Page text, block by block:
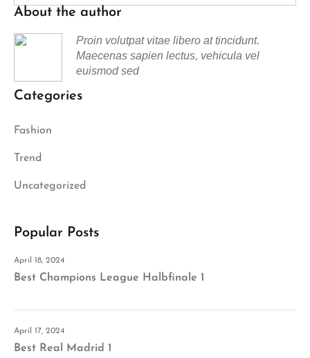
About the author
Proin volutpat vitae libero at tincidunt.
Maecenas sapien lectus, vehicula vel
euismod sed
Categories
Fashion
Trend
Uncategorized
Popular Posts
April 18, 2024
Best Champions League Halbfinale 1
April 17, 2024
Best Real Madrid 1